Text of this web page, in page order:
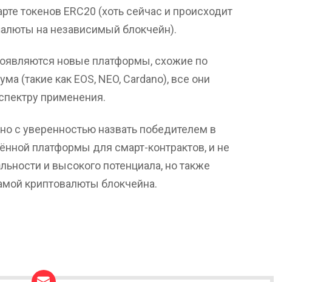
токенов ERC20 (хоть сейчас и происходит
на независимый блокчейн).
новые платформы, схожие по
(такие как EOS, NEO, Cardano), все они
применения.
с уверенностью назвать победителем в
платформы для смарт-контрактов, и не
и высокого потенциала, но также
криптовалюты блокчейна.